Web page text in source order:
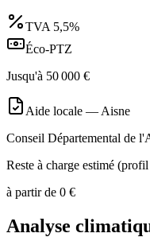
TVA 5,5%
Éco-PTZ
Jusqu'à 50 000 €
Aide locale — Aisne
Conseil Départemental de
Reste à charge estimé
à partir de 0 €
Analyse